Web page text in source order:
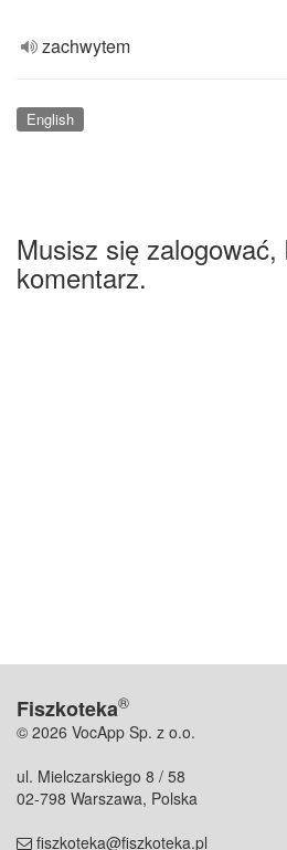
zachwytem
English
Musisz się
komentarz.
Fiszkoteka®
© 2026 VocApp Sp. z o.o.
ul. Mielczarskiego 8 / 58
02-798 Warszawa, Polska
fiszkoteka@fiszkoteka.pl